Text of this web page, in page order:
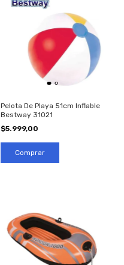
Pelota De Playa 51cm Inflable
Bestway 31021
$5.999,00